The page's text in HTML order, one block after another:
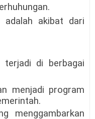
.
adalah akibat dari
terjadi di berbagai
menjadi program
menggambarkan